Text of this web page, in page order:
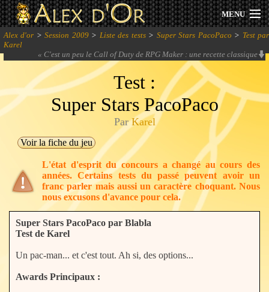
MENU
Actualités
Session 2026
Archives
Communauté
Alex d'or >Session 2009> Liste des tests> Super Stars PacoPaco > Test par
Karel
« C'est un peu le Call of Duty de RPG Maker : une recette classique
réchauffée saupoudrée de fonctionnalités en tout genre mais dont on se lasse
dès les premières minutes. » -
Test :
Super Stars PacoPaco
ParKarel
Voir la fiche du jeu
L'état d'esprit du concours a changé au cours des
années. Certains tests du passé peuvent avoir un
franc parler mais aussi un caractère choquant. Nous
nous excusons d'avance pour cela.
Super Stars PacoPaco par Blabla
Test de Karel
Un pac-man... et c'est tout. Ah si, des options...
Awards Principaux :